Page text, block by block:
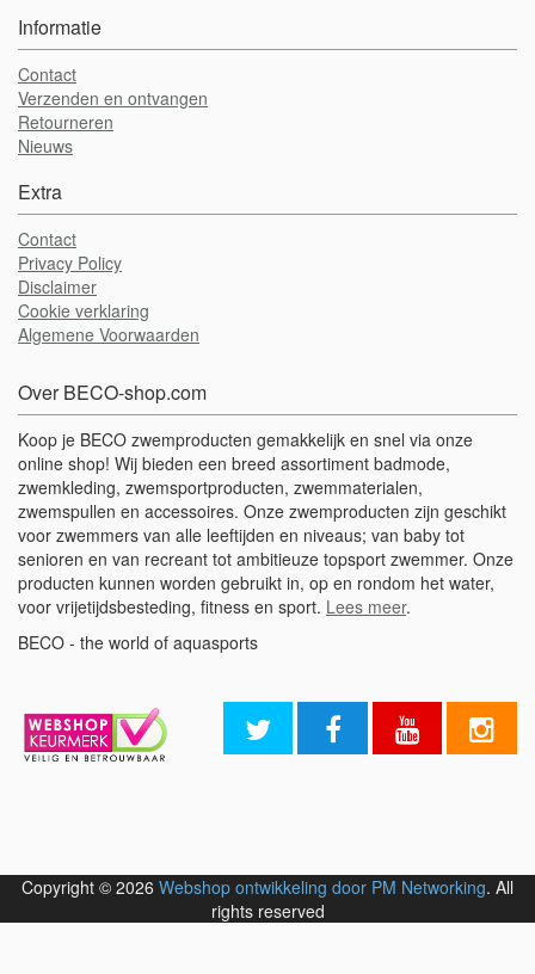
Informatie
Contact
Verzenden en ontvangen
Retourneren
Nieuws
Extra
Contact
Privacy Policy
Disclaimer
Cookie verklaring
Algemene Voorwaarden
Over BECO-shop.com
Koop je BECO zwemproducten gemakkelijk en snel via onze
online shop! Wij bieden een breed assortiment badmode,
zwemkleding, zwemsportproducten, zwemmaterialen,
zwemspullen en accessoires. Onze zwemproducten zijn geschikt
voor zwemmers van alle leeftijden en niveaus; van baby tot
senioren en van recreant tot ambitieuze topsport zwemmer. Onze
producten kunnen worden gebruikt in, op en rondom het water,
voor vrijetijdsbesteding, fitness en sport. Lees meer.
BECO - the world of aquasports
Copyright © 2026 Webshop ontwikkeling door PM Networking. All
rights reserved